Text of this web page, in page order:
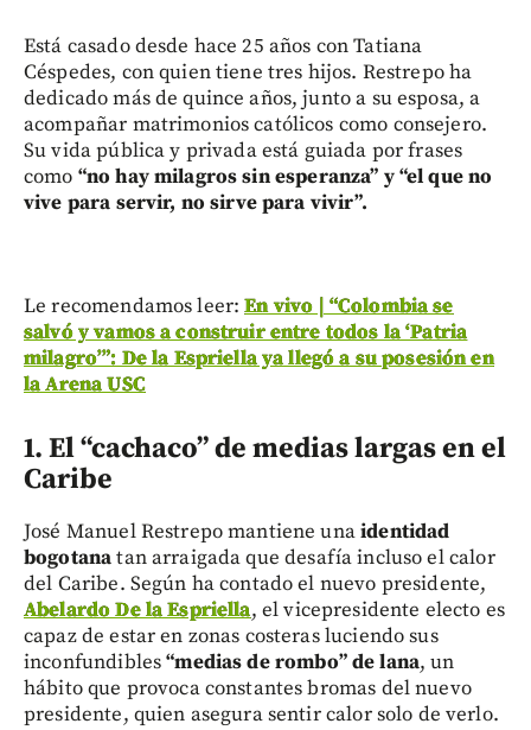
Está casado desde hace 25 años con Tatiana
Céspedes, con quien tiene tres hijos. Restrepo ha
dedicado más de quince años, junto a su esposa, a
acompañar matrimonios católicos como consejero.
Su vida pública y privada está guiada por frases
como “no hay milagros sin esperanza” y “el que no
vive para servir, no sirve para vivir”.
Le recomendamos leer:En vivo | “Colombia se
salvó y vamos a construir entre todos la ‘Patria
milagro’”: De la Espriella ya llegó a su posesión en
la Arena USC
1. El “cachaco” de medias largas en el
Caribe
José Manuel Restrepo mantiene unaidentidad
bogotanatan arraigada que desafía incluso el calor
del Caribe. Según ha contado el nuevo presidente,
Abelardo De la Espriella, el vicepresidente electo es
capaz de estar en zonas costeras luciendo sus
inconfundibles“medias de rombo” de lana, un
hábito que provoca constantes bromas del nuevo
presidente, quien asegura sentir calor solo de verlo.